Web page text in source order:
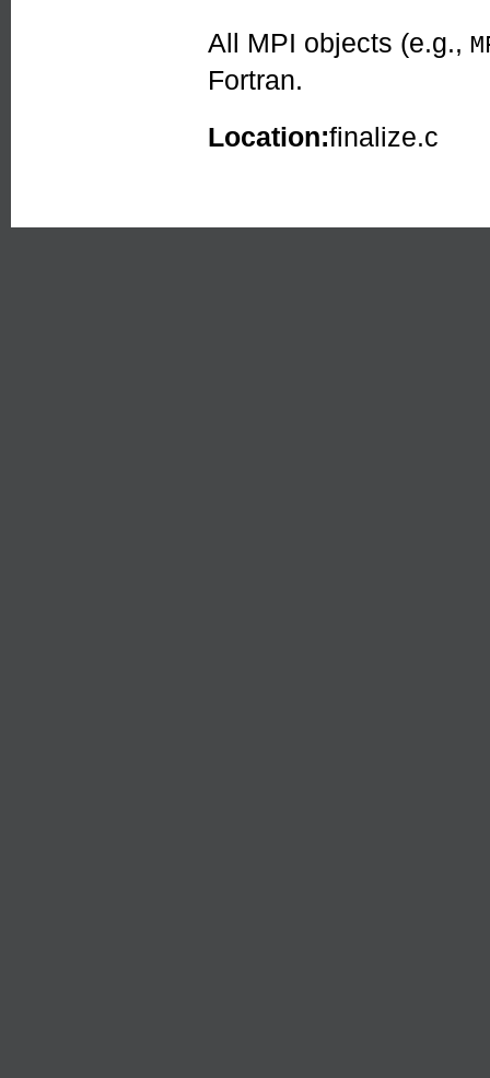
All MPI objects (e.g.,
Fortran.
Location:finalize.c